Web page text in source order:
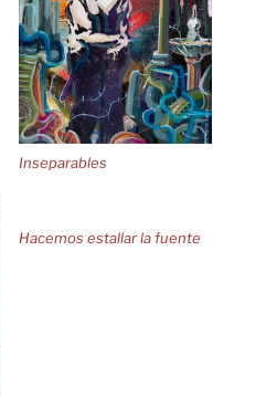
Inseparables
Hacemos estallar la fuente